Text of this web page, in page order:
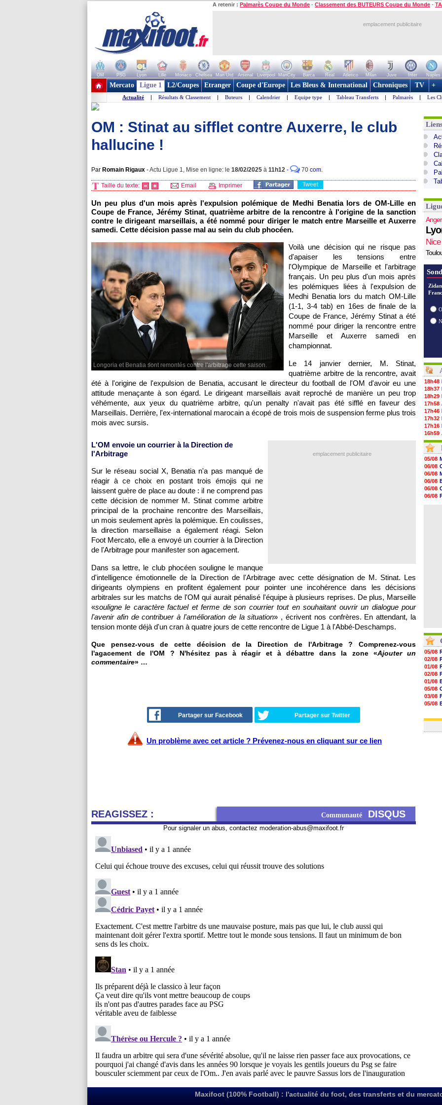
A retenir : Palmarès Coupe du Monde - Classement des BUTEURS Coupe du Monde -
emplacement publicitaire
OM PSG Lyon Lille Monaco Chelsea Man Utd Arsenal Liverpool ManCity Barca Real Atletico Milan Juve Inter Naples
+ de clubs
Mercato Ligue 1 L2/Coupes Etranger Coupe d'Europe Les Bleus & International Chroniques TV +
Actualité | Résultats & Classement | Buteurs | Calendrier | Equipe type | Tableau Transferts | Palmarès | Les
OM : Stinat au sifflet contre Auxerre, le club
hallucine !
Par Romain Rigaux -Actu Ligue 1, Mise en ligne: le 18/02/2025 à 11h12 - 70 com.
Taille du texte: Email Imprimer Tweet
Un peu plus d'un mois après l'expulsion polémique de Medhi Benatia lors de OM-Lille en
Coupe de France, Jérémy Stinat, quatrième arbitre de la rencontre à l'origine de la sanction
contre le dirigeant marseillais, a été nommé pour diriger le match entre Marseille et Auxerre
samedi. Cette décision passe mal au sein du club phocéen.
Longoria et Benatia sont remontés contre l'arbitrage cette saison.
Voilà une décision qui ne risque pas
d'apaiser les tensions entre
l'Olympique de Marseille et l'arbitrage
français. Un peu plus d'un mois après
les polémiques liées à l'expulsion de
Medhi Benatia lors du match OM-Lille
(1-1, 3-4 tab) en 16es de finale de la
Coupe de France, Jérémy Stinat a été
nommé pour diriger la rencontre entre
Marseille et Auxerre samedi en
championnat.
Le 14 janvier dernier, M. Stinat,
quatrième arbitre de la rencontre, avait
été à l'origine de l'expulsion de Benatia, accusant le directeur du football de l'OM d'avoir eu une
attitude menaçante à son égard. Le dirigeant marseillais avait reproché de manière un peu trop
véhémente, aux yeux du quatrième arbitre, qu'un penalty n'avait pas été sifflé en faveur des
Marseillais. Derrière, l'ex-international marocain a écopé de trois mois de suspension ferme plus trois
mois avec sursis.
emplacement publicitaire
L'OM envoie un courrier à la Direction de
l'Arbitrage
Sur le réseau social X, Benatia n'a pas manqué de
réagir à ce choix en postant trois émojis qui ne
laissent guère de place au doute : il ne comprend pas
cette décision de nommer M. Stinat comme arbitre
principal de la prochaine rencontre des Marseillais,
un mois seulement après la polémique. En coulisses,
la direction marseillaise a également réagi. Selon
Foot Mercato, elle a envoyé un courrier à la Direction
de l'Arbitrage pour manifester son agacement.
Dans sa lettre, le club phocéen souligne le manque
d'intelligence émotionnelle de la Direction de l'Arbitrage avec cette désignation de M. Stinat. Les
dirigeants olympiens en profitent également pour pointer une incohérence dans les décisions
arbitrales sur les matchs de l'OM qui aurait pénalisé l'équipe à plusieurs reprises. De plus, Marseille
«souligne le caractère factuel et ferme de son courrier tout en souhaitant ouvrir un dialogue pour
l'avenir afin de contribuer à l'amélioration de la situation» , écrivent nos confrères. En attendant, la
tension monte déjà d'un cran à quatre jours de cette rencontre de Ligue 1 à l'Abbé-Deschamps.
Que pensez-vous de cette décision de la Direction de l'Arbitrage ? Comprenez-vous
l'agacement de l'OM ? N'hésitez pas à réagir et à débattre dans la zone «Ajouter un
commentaire» …
Partager sur Facebook Partager sur Twitter
Un problème avec cet article ? Prévenez-nous en cliquant sur ce lien
REAGISSEZ : Communauté DISQUS
Pour signaler un abus, contactez moderation-abus@maxifoot.fr
Nice
18h48
18h37
18h29
17h58
17h46
17h32
17h16
16h59
16h37
16h33
16h27
16h22
16h07
15h46
15h41
15h20
14h55
05/08
06/08
06/08
06/08
06/08
06/08
05/08
02/08
01/08
02/08
01/08
05/08
03/08
05/08
03/08
Maxifoot (100% Football) : l'actualité du foot, des transferts et du